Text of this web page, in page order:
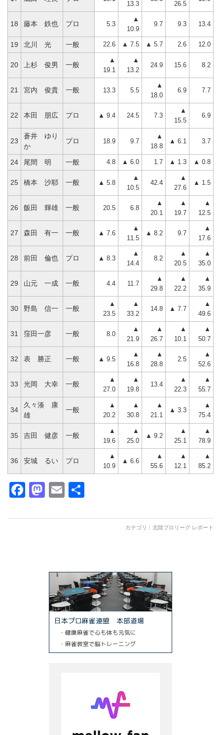
13.3 26.5
18 藤本 鉄也 プロ 5.3
▲
10.9
9.7 9.3 13.4
19 北川 光 一般 22.6 ▲ 7.5 ▲ 5.7 2.6 12.0
20 上杉 俊男 一般
▲
19.1
▲
13.2
24.9 15.6 8.2
21 宮内 俊貴 一般 13.3 5.5
▲
18.0
6.9 7.7
22 本田 朋広 プロ ▲ 9.4 24.5 7.3
▲
15.5
6.9
23
蒼井 ゆり
か
プロ 18.9 9.7
▲
18.8
▲ 6.1 3.7
24 尾間 明 一般 4.8 ▲ 6.0 1.7 ▲ 1.3 ▲ 0.8
25 橋本 沙耶 一般 ▲ 5.8
▲
10.5
42.4
▲
27.6
▲ 1.5
26 飯田 輝雄 一般 20.5 6.8
▲
20.1
▲
19.7
▲
12.5
27 森田 有一 一般 ▲ 7.6
▲
11.5
▲ 8.2 9.7
▲
17.6
28 前田 倫也 プロ ▲ 8.3
▲
14.4
8.2
▲
20.5
▲
35.0
29 山元 一成 一般 4.4 11.7
▲
29.8
▲
22.2
▲
35.9
30 野島 信一 一般
▲
23.5
▲
33.2
14.8 ▲ 7.7
▲
49.6
31 窪田一彦 一般 8.0
▲
21.9
▲
26.7
▲
10.1
▲
50.7
32 表 勝正 一般 ▲ 9.5
▲
16.8
▲
28.8
2.5
▲
52.6
33 光岡 大幸 一般
▲
27.0
▲
19.8
13.4
▲
22.3
▲
55.7
34
久々湊 康
雄
一般
▲
20.2
▲
30.8
▲
21.1
▲ 3.3
▲
75.4
35 吉田 健彦 一般
▲
19.6
▲
25.0
▲ 9.2
▲
25.1
▲
78.9
36 安城 るい プロ
▲
10.9
▲ 6.6
▲
55.6
▲
12.1
▲
85.2
Facebook
Mastodon
Email
カテゴリ： 北陸プロリーグ レポート
日本プロ麻雀連盟 本部道場
・健康麻雀で心も体も元気に
・麻雀教室で脳トレーニング